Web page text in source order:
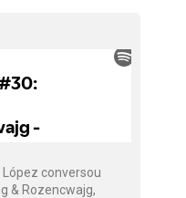
López conversou
& Rozencwajg,